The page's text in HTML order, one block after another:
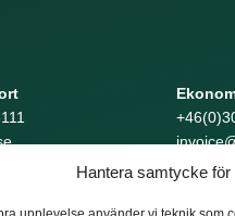
Hantera samtycke för